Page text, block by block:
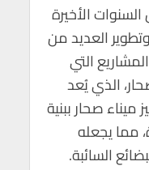
الأخيرة
العديد من
التي
الذي يُعد
ميناء صحار ببنية
مما يجعله
السائبة.